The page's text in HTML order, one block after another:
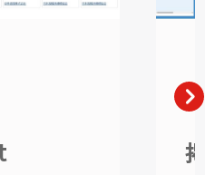
掲載誌確認ツ